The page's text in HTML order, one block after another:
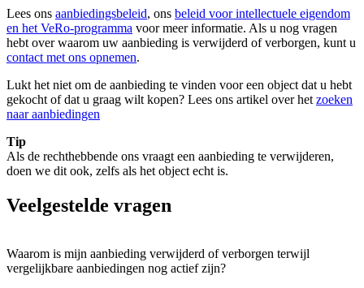
Lees ons aanbiedingsbeleid, ons beleid voor intellectuele eigendom
en het VeRo-programma voor meer informatie. Als u nog vragen
hebt over waarom uw aanbieding is verwijderd of verborgen, kunt u
contact met ons opnemen.
Lukt het niet om de aanbieding te vinden voor een object dat u hebt
gekocht of dat u graag wilt kopen? Lees ons artikel over het zoeken
naar aanbiedingen
Tip
Als de rechthebbende ons vraagt een aanbieding te verwijderen,
doen we dit ook, zelfs als het object echt is.
Veelgestelde vragen
Waarom is mijn aanbieding verwijderd of verborgen terwijl
vergelijkbare aanbiedingen nog actief zijn?